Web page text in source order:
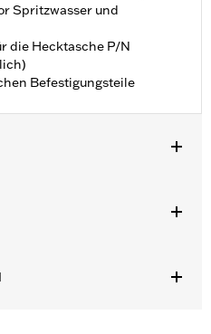
Spritzwasser und
die Hecktasche P/N
Befestigungsteile
Soziusfußrasten und das